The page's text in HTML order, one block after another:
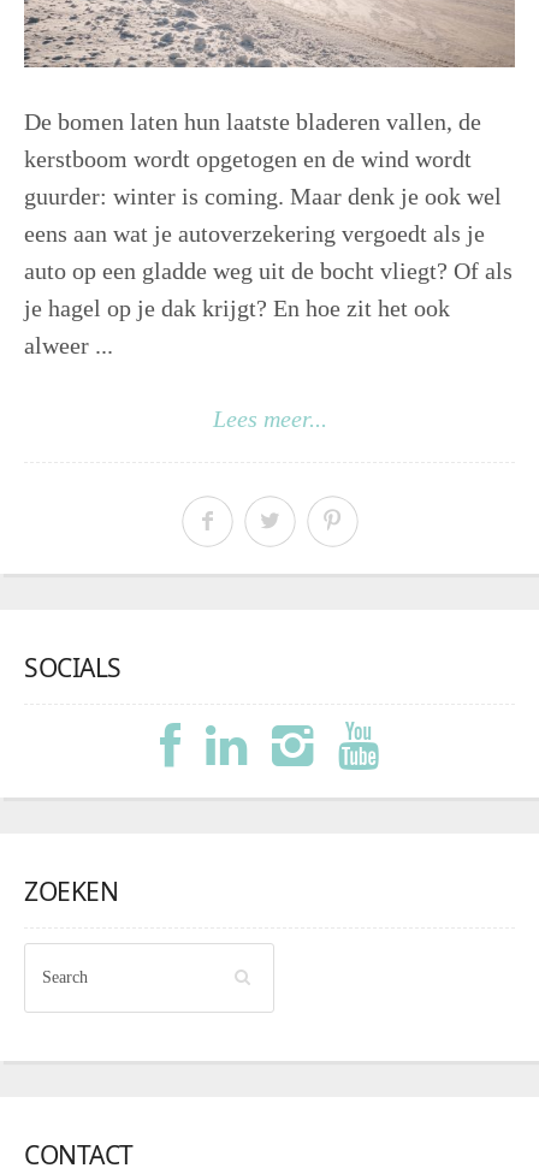
De bomen laten hun laatste bladeren vallen, de
kerstboom wordt opgetogen en de wind wordt
guurder: winter is coming. Maar denk je ook wel
eens aan wat je autoverzekering vergoedt als je
auto op een gladde weg uit de bocht vliegt? Of als
je hagel op je dak krijgt? En hoe zit het ook
alweer ...
Lees meer...
SOCIALS
ZOEKEN
CONTACT